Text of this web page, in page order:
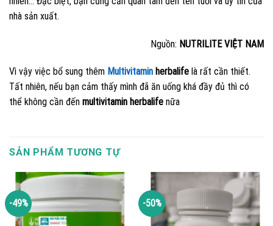
nhà sản xuất.
Nguồn: NUTRILITE VIỆT NAM
Vì vậy việc bổ sung thêm Multivitamin herbalife là rất cần thiết.
Tất nhiên, nếu bạn cảm thấy mình đã ăn uống khá đầy đủ thì có
thể không cần đến multivitamin herbalife nữa
SẢN PHẨM TƯƠNG TỰ
-49% -50%